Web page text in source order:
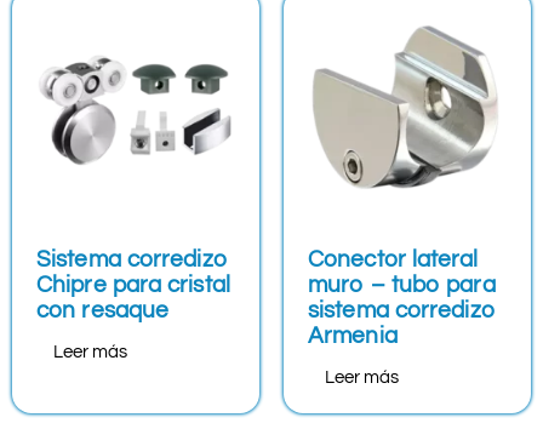
Sistema corredizo
Chipre para cristal
con resaque
Leer más
Conector lateral
muro – tubo para
sistema corredizo
Armenia
Leer más